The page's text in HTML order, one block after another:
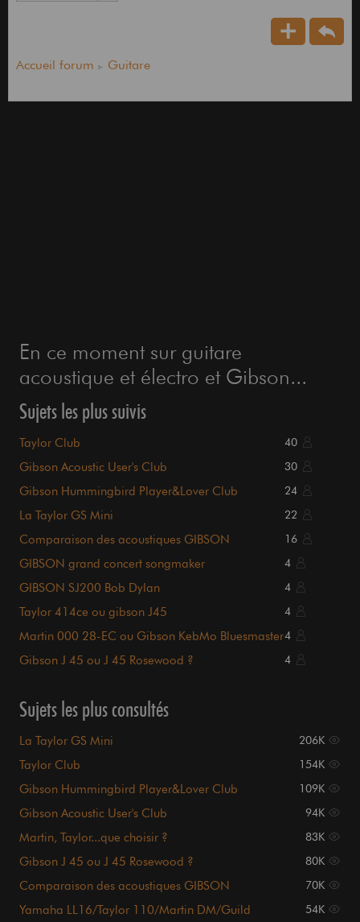
Accueil forum Guitare
En ce moment sur guitare
acoustique et électro et Gibson...
Sujets les plus suivis
Taylor Club 40
Gibson Acoustic User's Club 30
Gibson Hummingbird Player&Lover Club 24
La Taylor GS Mini 22
Comparaison des acoustiques GIBSON 16
GIBSON grand concert songmaker 4
GIBSON SJ200 Bob Dylan 4
Taylor 414ce ou gibson J45 4
Martin 000 28-EC ou Gibson KebMo Bluesmaster4
Gibson J 45 ou J 45 Rosewood ? 4
Sujets les plus consultés
La Taylor GS Mini 206K
Taylor Club 154K
Gibson Hummingbird Player&Lover Club 109K
Gibson Acoustic User's Club 94K
Martin, Taylor...que choisir ? 83K
Gibson J 45 ou J 45 Rosewood ? 80K
Comparaison des acoustiques GIBSON 70K
Yamaha LL16/Taylor 110/Martin DM/Guild
54K